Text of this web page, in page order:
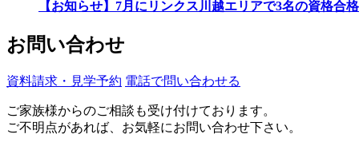
【お知らせ】7月にリンクス川越エリアで3名の資格合
お問い合わせ
資料請求・見学予約 電話で問い合わせる
ご家族様からのご相談も受け付けております。
ご不明点があれば、お気軽にお問い合わせ下さい。